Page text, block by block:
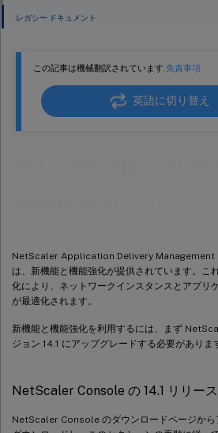
この記事は機械翻訳されています.免責事項
英語に切り替え
NetScaler Application Delivery Management
は、新機能と機能強化が提供されています。こ
化により、ネットワークインスタンスとアプリ
が最適化されます。
新機能と機能強化を利用するには、まず
ジョン 14.1 にアップグレードする必要がありま
NetScaler Console の 14.1 リリー
NetScaler Console のダウンロードページから
レガシー ドキュメント